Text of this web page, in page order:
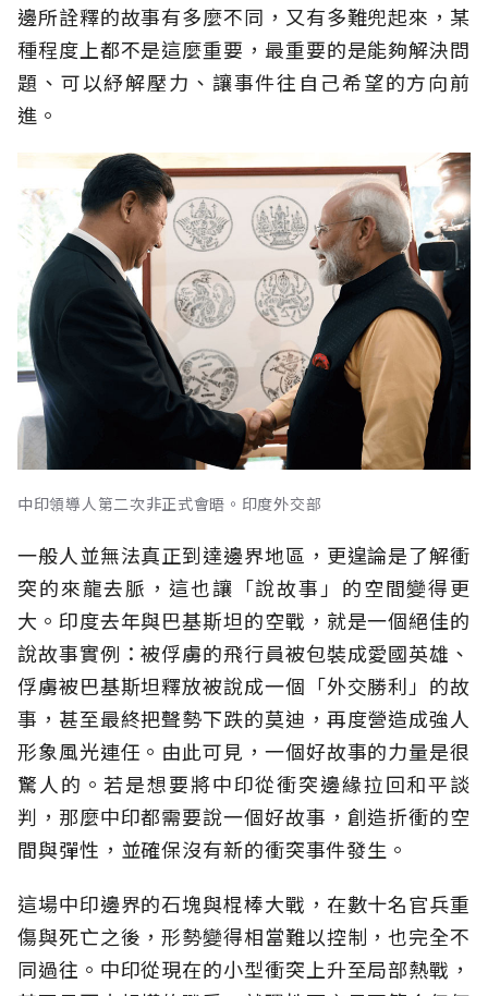
邊所詮釋的故事有多麼不同，又有多難兜起來，某
種程度上都不是這麼重要，最重要的是能夠解決問
題、可以紓解壓力、讓事件往自己希望的方向前
進。
中印領導人第二次非正式會晤。印度外交部
一般人並無法真正到達邊界地區，更遑論是了解衝
突的來龍去脈，這也讓「說故事」的空間變得更
大。印度去年與巴基斯坦的空戰，就是一個絕佳的
說故事實例：被俘虜的飛行員被包裝成愛國英雄、
俘虜被巴基斯坦釋放被說成一個「外交勝利」的故
事，甚至最終把聲勢下跌的莫迪，再度營造成強人
形象風光連任。由此可見，一個好故事的力量是很
驚人的。若是想要將中印從衝突邊緣拉回和平談
判，那麼中印都需要說一個好故事，創造折衝的空
間與彈性，並確保沒有新的衝突事件發生。
這場中印邊界的石塊與棍棒大戰，在數十名官兵重
傷與死亡之後，形勢變得相當難以控制，也完全不
同過往。中印從現在的小型衝突上升至局部熱戰，